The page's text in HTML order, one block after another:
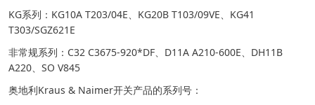
KG系列：KG10A T203/04E、KG20B T103/09VE、KG41
T303/SGZ621E
非常规系列：C32 C3675-920*DF、D11A A210-600E、DH11B
A220、SO V845
奥地利Kraus & Naimer开关产品的系列号：